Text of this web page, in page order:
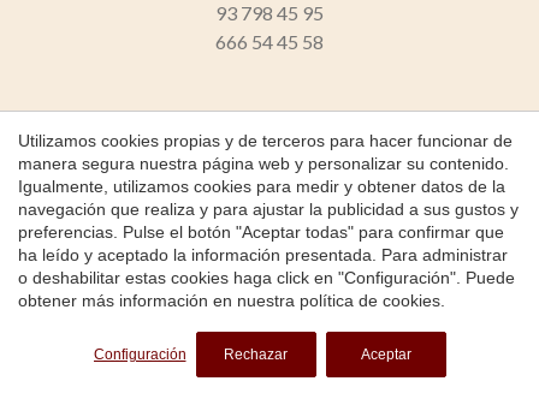
93 798 45 95
666 54 45 58
Copyright 2026 © Chimeneas Pio
Chimeneas Pio
Política de Cookies
byiEstrategic
Utilizamos cookies propias y de terceros para hacer funcionar de
manera segura nuestra página web y personalizar su contenido.
Igualmente, utilizamos cookies para medir y obtener datos de la
navegación que realiza y para ajustar la publicidad a sus gustos y
preferencias. Pulse el botón "Aceptar todas" para confirmar que
ha leído y aceptado la información presentada. Para administrar
o deshabilitar estas cookies haga click en "Configuración". Puede
obtener más información en nuestra política de cookies
Configuración Rechazar Aceptar
Guardar configuración Aceptar todas